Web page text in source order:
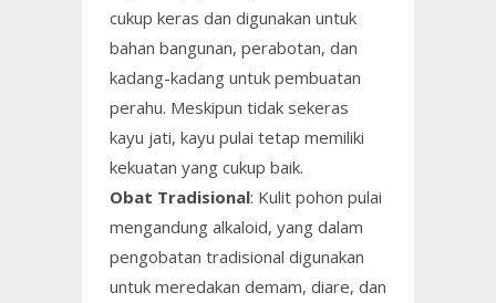
cukup keras dan digunakan untuk
bahan bangunan, perabotan, dan
kadang-kadang untuk pembuatan
perahu. Meskipun tidak sekeras
kayu jati, kayu pulai tetap memiliki
kekuatan yang cukup baik.
Obat Tradisional: Kulit pohon pulai
mengandung alkaloid, yang dalam
pengobatan tradisional digunakan
untuk meredakan demam, diare, dan